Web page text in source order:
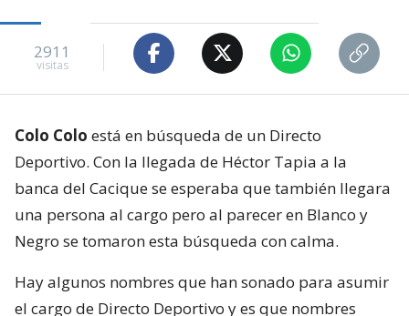
2911
visitas
Colo Colo está en búsqueda de un Directo
Deportivo. Con la llegada de Héctor Tapia a la
banca del Cacique se esperaba que también llegara
una persona al cargo pero al parecer en Blanco y
Negro se tomaron esta búsqueda con calma.
Hay algunos nombres que han sonado para asumir
el cargo de Directo Deportivo y es que nombres